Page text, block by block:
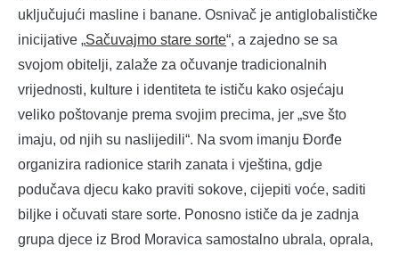
uključujući masline i banane. Osnivač je antiglobalističke
inicijative „Sačuvajmo stare sorte“, a zajedno se sa
svojom obitelji, zalaže za očuvanje tradicionalnih
vrijednosti, kulture i identiteta te ističu kako osjećaju
veliko poštovanje prema svojim precima, jer „sve što
imaju, od njih su naslijedili“. Na svom imanju Đorđe
organizira radionice starih zanata i vještina, gdje
podučava djecu kako praviti sokove, cijepiti voće, saditi
biljke i očuvati stare sorte. Ponosno ističe da je zadnja
grupa djece iz Brod Moravica samostalno ubrala, oprala,